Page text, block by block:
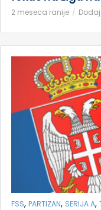
2 meseca ranije
FSS, PARTIZAN, SERIJA A,